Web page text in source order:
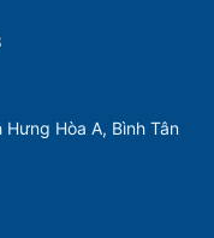
Hòa A, Bình Tân